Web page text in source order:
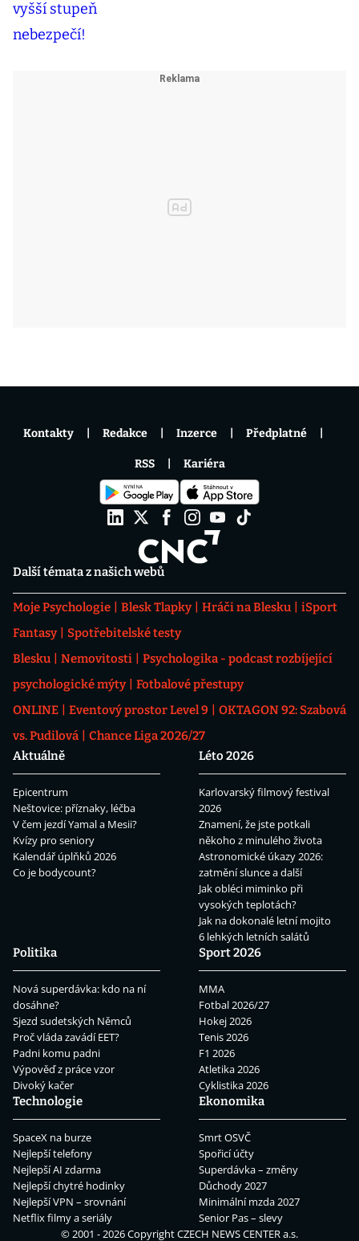
Další témata z našich webů
Moje Psychologie Blesk Tlapky Hráči na Blesku
iSport
Fantasy
Spotřebitelské testy
Blesku
Nemovitosti
Psychologika - podcast rozbíjející
psychologické mýty
Fotbalové přestupy
ONLINE
Eventový prostor Level 9
OKTAGON 92: Szabová
vs. Pudilová
Chance Liga 2026/27
Aktuálně
Epicentrum
Neštovice: příznaky, léčba
V čem jezdí Yamal a Mesii?
Kvízy pro seniory
Kalendář úplňků 2026
Co je bodycount?
Léto 2026
Karlovarský filmový festival
2026
Znamení, že jste potkali
někoho z minulého života
Astronomické úkazy 2026:
zatmění slunce a další
Jak obléci miminko při
vysokých teplotách?
Jak na dokonalé letní mojito
6 lehkých letních salátů
Politika
Nová superdávka: kdo na ní
dosáhne?
Sjezd sudetských Němců
Proč vláda zavádí EET?
Padni komu padni
Výpověď z práce vzor
Divoký kačer
Sport 2026
MMA
Fotbal 2026/27
Hokej 2026
Tenis 2026
F1 2026
Atletika 2026
Cyklistika 2026
Technologie
SpaceX na burze
Nejlepší telefony
Nejlepší AI zdarma
Nejlepší chytré hodinky
Nejlepší VPN – srovnání
Netflix filmy a seriály
Ekonomika
Smrt OSVČ
Spořicí účty
Superdávka – změny
Důchody 2027
Minimální mzda 2027
Senior Pas – slevy
Kontakty Redakce Inzerce Předplatné
RSS Kariéra
© 2001 - 2026 CopyrightCZECH NEWS CENTER a.s.